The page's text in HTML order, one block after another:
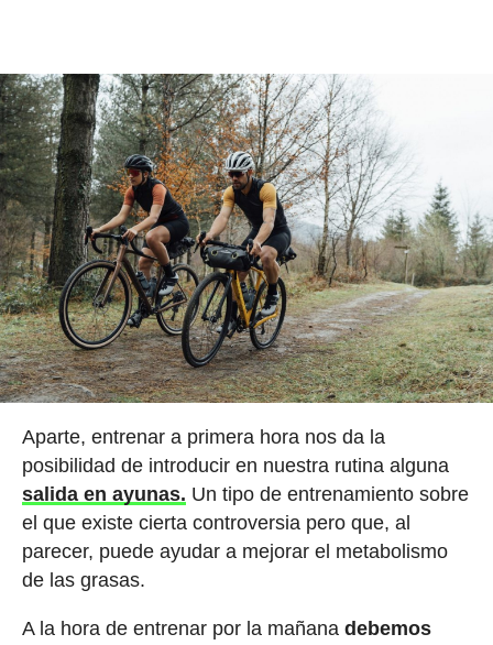
Aparte, entrenar a primera hora nos da la
posibilidad de introducir en nuestra rutina alguna
salida en ayunas. Un tipo de entrenamiento sobre
el que existe cierta controversia pero que, al
parecer, puede ayudar a mejorar el metabolismo
de las grasas.
A la hora de entrenar por la mañanadebemos